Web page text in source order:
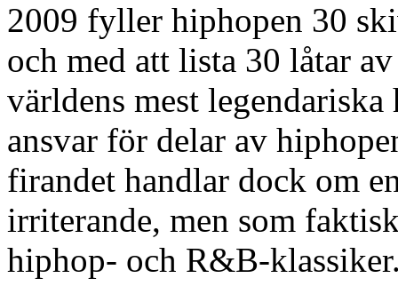
2009 fyller hiphopen 30
och med att lista 30 låtar
världens mest
ansvar för delar av
firandet handlar dock om
irriterande, men som
hiphop- och R&B-